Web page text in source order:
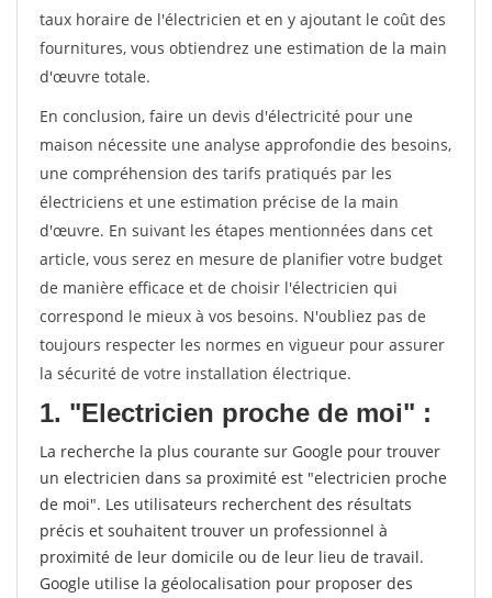
taux horaire de l'électricien et en y ajoutant le coût des
fournitures, vous obtiendrez une estimation de la main
d'œuvre totale.
En conclusion, faire un devis d'électricité pour une
maison nécessite une analyse approfondie des besoins,
une compréhension des tarifs pratiqués par les
électriciens et une estimation précise de la main
d'œuvre. En suivant les étapes mentionnées dans cet
article, vous serez en mesure de planifier votre budget
de manière efficace et de choisir l'électricien qui
correspond le mieux à vos besoins. N'oubliez pas de
toujours respecter les normes en vigueur pour assurer
la sécurité de votre installation électrique.
1. "Electricien proche de moi" :
La recherche la plus courante sur Google pour trouver
un electricien dans sa proximité est "electricien proche
de moi". Les utilisateurs recherchent des résultats
précis et souhaitent trouver un professionnel à
proximité de leur domicile ou de leur lieu de travail.
Google utilise la géolocalisation pour proposer des